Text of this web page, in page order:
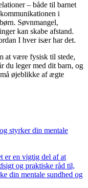
– både til barnet
i
Søvnmangel,
kan skabe afstand.
I hver især har det.
at være fysisk til stede,
du leger med dit barn, og
øjeblikke af ægte
styrker din mentale
er en vigtig del af at
og praktiske råd til,
din mentale sundhed og